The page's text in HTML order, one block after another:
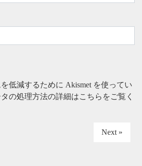
低減するために Akismet を使ってい
の処理方法の詳細はこちらをご覧く
Next »